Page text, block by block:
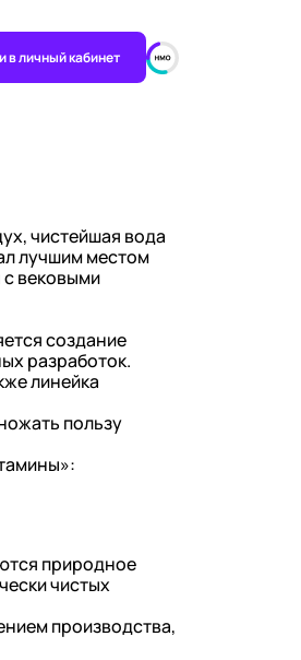
в личный кабинет
чистейшая вода
лучшим местом
вековыми
создание
разработок.
линейка
пользу
природное
чистых
производства,